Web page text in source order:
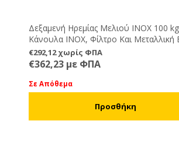
Δεξαμενή Ηρεμίας Μελιού ΙΝΟΧ 100
Κάνουλα INOX, Φίλτρο Και Μεταλλική
€292,12 χωρίς ΦΠΑ
€362,23 με ΦΠΑ
Σε Απόθεμα